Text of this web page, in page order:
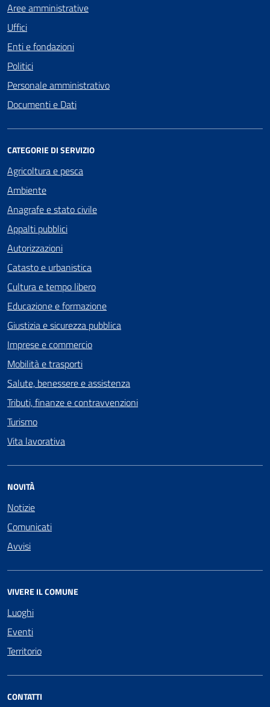
Aree amministrative
Uffici
Enti e fondazioni
Politici
Personale amministrativo
Documenti e Dati
CATEGORIE DI SERVIZIO
Agricoltura e pesca
Ambiente
Anagrafe e stato civile
Appalti pubblici
Autorizzazioni
Catasto e urbanistica
Cultura e tempo libero
Educazione e formazione
Giustizia e sicurezza pubblica
Imprese e commercio
Mobilità e trasporti
Salute, benessere e assistenza
Tributi, finanze e contravvenzioni
Turismo
Vita lavorativa
NOVITÀ
Notizie
Comunicati
Avvisi
VIVERE IL COMUNE
Luoghi
Eventi
Territorio
CONTATTI